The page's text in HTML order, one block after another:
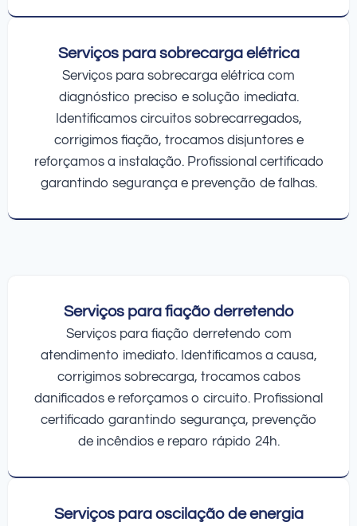
Serviços para sobrecarga elétrica
Serviços para sobrecarga elétrica com
diagnóstico preciso e solução imediata.
Identificamos circuitos sobrecarregados,
corrigimos fiação, trocamos disjuntores e
reforçamos a instalação. Profissional certificado
garantindo segurança e prevenção de falhas.
Serviços para fiação derretendo
Serviços para fiação derretendo com
atendimento imediato. Identificamos a causa,
corrigimos sobrecarga, trocamos cabos
danificados e reforçamos o circuito. Profissional
certificado garantindo segurança, prevenção
de incêndios e reparo rápido 24h.
Serviços para oscilação de energia